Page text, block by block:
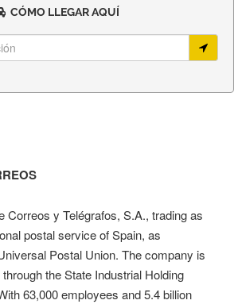
CÓMO LLEGAR AQUÍ
Correos y Telégrafos, S.A., trading as
postal service of Spain, as
Postal Union. The company is
the State Industrial Holding
63,000 employees and 5.4 billion